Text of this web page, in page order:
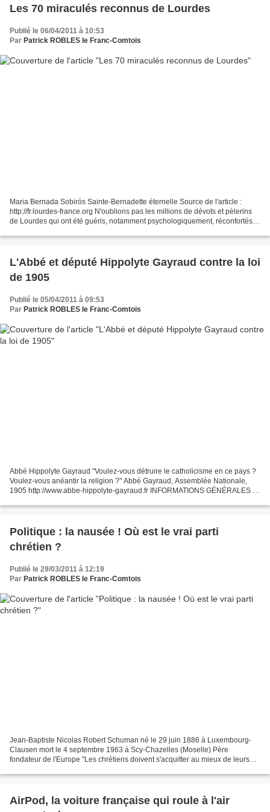
Les 70 miraculés reconnus de Lourdes
Publié le 06/04/2011 à 10:53
Par Patrick ROBLES le Franc-Comtois
Maria Bernada Sobirós Sainte-Bernadette éternelle Source de l'article :
http://fr.lourdes-france.org N'oublions pas les millions de dévots et pèlerins
de Lourdes qui ont été guéris, notamment psychologiquement, réconfortés,
L'Abbé et député Hippolyte Gayraud contre la loi
de 1905
Publié le 05/04/2011 à 09:53
Par Patrick ROBLES le Franc-Comtois
Abbé Hippolyte Gayraud "Voulez-vous détruire le catholicisme en ce pays ?
Voulez-vous anéantir la religion ?" Abbé Gayraud, Assemblée Nationale,
1905 http://www.abbe-hippolyte-gayraud.fr INFORMATIONS GÉNÉRALES M.
Politique : la nausée ! Où est le vrai parti
chrétien ?
Publié le 29/03/2011 à 12:19
Par Patrick ROBLES le Franc-Comtois
Jean-Baptiste Nicolas Robert Schuman né le 29 juin 1886 à Luxembourg-
Clausen mort le 4 septembre 1963 à Scy-Chazelles (Moselle) Père
fondateur de l'Europe "Les chrétiens doivent s'acquitter au mieux de leurs
AirPod, la voiture française qui roule à l'air